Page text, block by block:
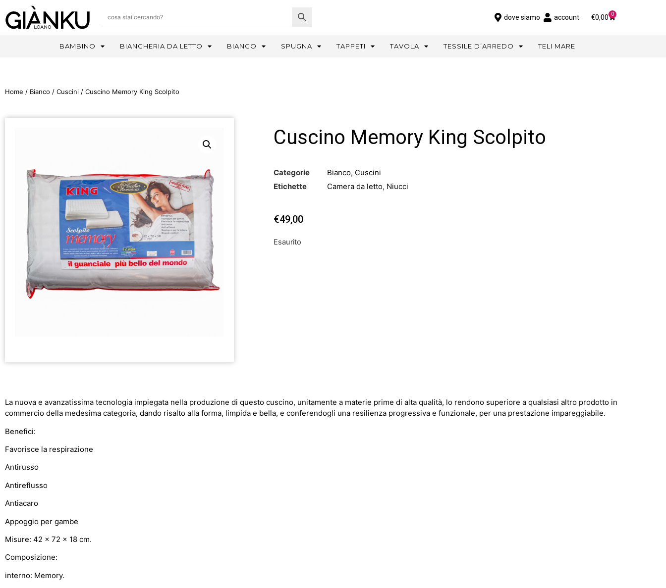
dove siamo account €0,00 0
BAMBINO BIANCHERIA DA LETTO BIANCO SPUGNA TAPPETI TAVOLA TESSILE D’ARREDO TELI MARE
Home / Bianco / Cuscini / Cuscino Memory King Scolpito
Cuscino Memory King Scolpito
Categorie Bianco, Cuscini
Etichette
Camera da letto, Niucci
€49,00
Esaurito
La nuova e avanzatissima tecnologia impiegata nella produzione di questo cuscino, unitamente a materie prime di alta qualità, lo rendono superiore a qualsiasi altro prodotto in
commercio della medesima categoria, dando risalto alla forma, limpida e bella, e conferendogli una resilienza progressiva e funzionale, per una prestazione impareggiabile.
Benefici:
Favorisce la respirazione
Antirusso
Antireflusso
Antiacaro
Appoggio per gambe
Misure: 42 x 72 x 18 cm.
Composizione:
interno: Memory.